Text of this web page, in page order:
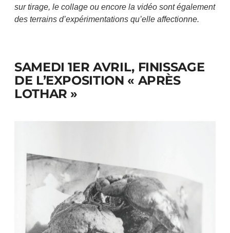
sur tirage, le collage ou encore la vidéo sont également
des terrains d’expérimentations qu’elle affectionne.
SAMEDI 1ER AVRIL, FINISSAGE
DE L’EXPOSITION « APRÈS
LOTHAR »